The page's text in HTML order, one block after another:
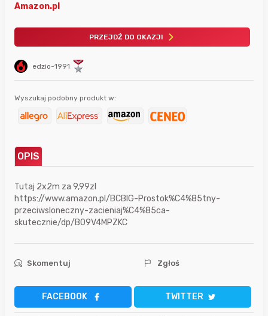
edzio-1991
Amazon.pl
PRZEJDŹ DO OKAZJI
Wyszukaj podobny produkt w:
OPIS
Tutaj 2x2m za 9,99zl
https://www.amazon.pl/BCBIG-Prostok%C4%85tny-
przeciwsloneczny-zacieniaj%C4%85ca-
skutecznie/dp/B09V4MPZKC
Skomentuj Zgłoś
FACEBOOK TWITTER